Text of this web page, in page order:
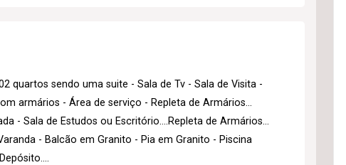
quartos sendo uma suite - Sala de Tv - Sala de Visita -
armários - Área de serviço - Repleta de Armários...
- Sala de Estudos ou Escritório....Repleta de Armários...
- Balcão em Granito - Pia em Granito - Piscina